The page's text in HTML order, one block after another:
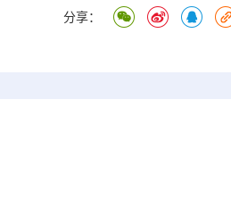
分享：